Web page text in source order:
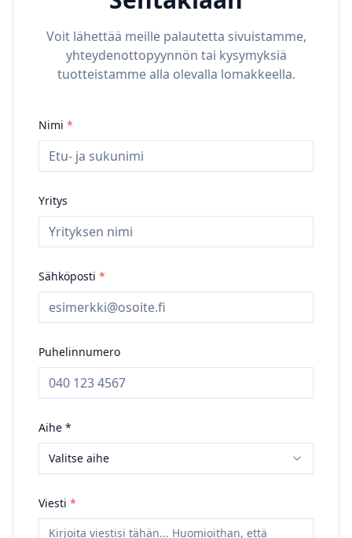
Voit lähettää meille palautetta sivuistamme,
yhteydenottopyynnön tai kysymyksiä
tuotteistamme alla olevalla lomakkeella.
Nimi *
Yritys
Sähköposti *
Puhelinnumero
Aihe *
Valitse aihe
Viesti *